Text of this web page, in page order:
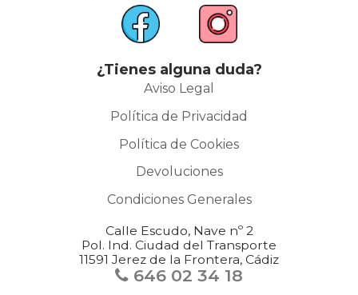
¿Tienes alguna duda?
Aviso Legal
Política de Privacidad
Política de Cookies
Devoluciones
Condiciones Generales
Calle Escudo, Nave nº 2
Pol. Ind. Ciudad del Transporte
11591 Jerez de la Frontera, Cádiz
646 02 34 18